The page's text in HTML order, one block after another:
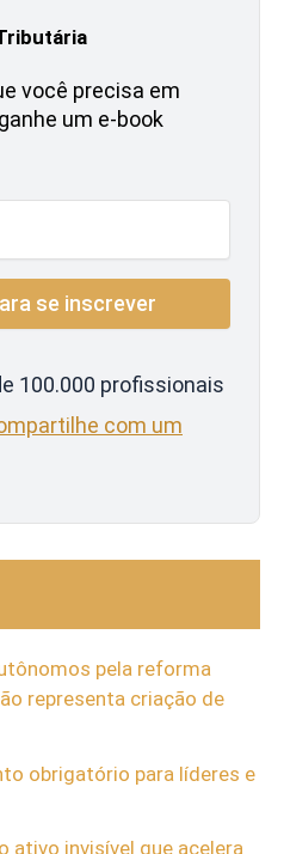
você precisa em
um e-book
100.000 profissionais
com um
pela reforma
representa criação de
obrigatório para líderes e
ativo invisível que acelera